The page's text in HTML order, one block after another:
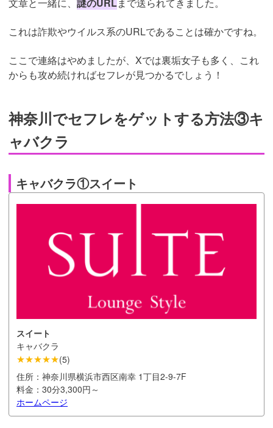
文章と一緒に、 謎のURLまで送られてきました。
これは詐欺やウイルス系のURLであることは確かですね。
ここで連絡はやめましたが、Xでは裏垢女子も多く、これ
からも攻め続ければセフレが見つかるでしょう！
神奈川でセフレをゲットする方法③キ
ャバクラ
キャバクラ①スイート
スイート
キャバクラ
★★★★★(5)
住所： 神奈川県横浜市西区南幸 1丁目2-9-7F
料金： 30分3,300円～
ホームページ